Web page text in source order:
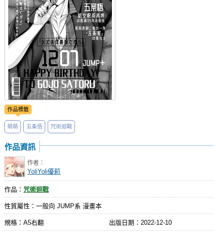
作品標籤
萌萌 五条悟 咒術迴戰
作品資訊
作者：
YoliYoli優莉
作品： 咒術迴戰
性質屬性：一般向 JUMP系 漫畫本
規格：A5右翻 出版日期： 2022-12-10